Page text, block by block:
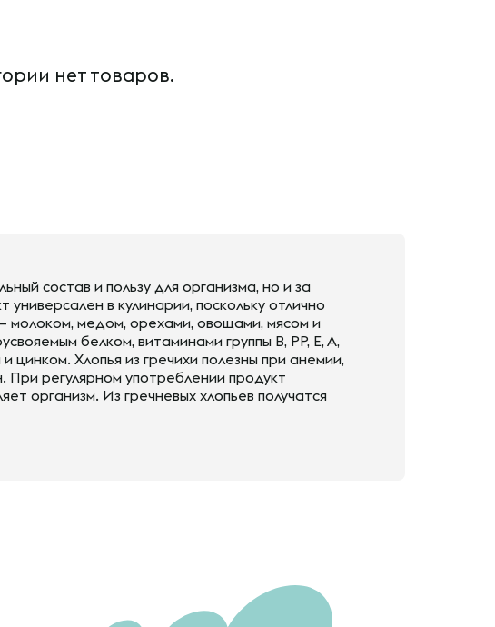
нет товаров.
состав и пользу для организма, но и за
в кулинарии, поскольку отлично
молоком, медом, орехами, овощами, мясом и
белком, витаминами группы B, PP, E, A,
Хлопья из гречихи полезны при анемии,
При регулярном употреблении продукт
организм. Из гречневых хлопьев получатся